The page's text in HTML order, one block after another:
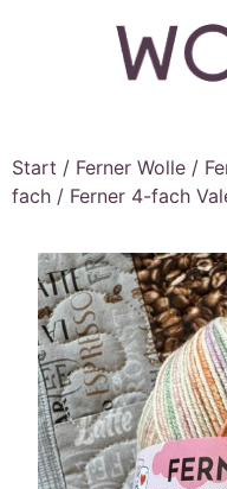
Start / Ferner Wolle /
fach / Ferner 4-fach